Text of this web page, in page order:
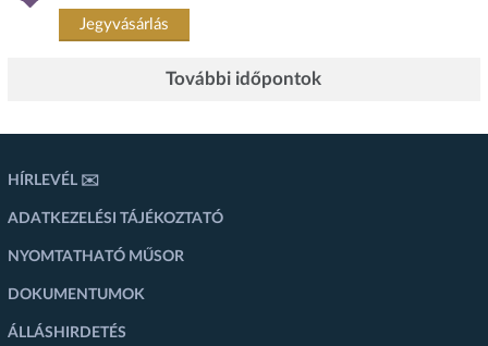
Jegyvásárlás
További időpontok
HÍRLEVÉL ✉️
ADATKEZELÉSI TÁJÉKOZTATÓ
NYOMTATHATÓ MŰSOR
DOKUMENTUMOK
ÁLLÁSHIRDETÉS